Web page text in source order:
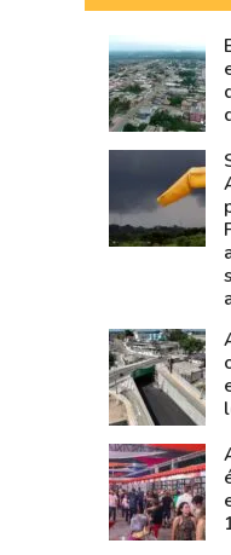
Blog
do
Accioly:
Tarauacá
Carlos
Pinto,
Shampoo
Esperança
símbolo
do
amazônico
Visitantes
tiram
proveito
do
parque
de
diversão
entre
crianças,
jovens
adultos